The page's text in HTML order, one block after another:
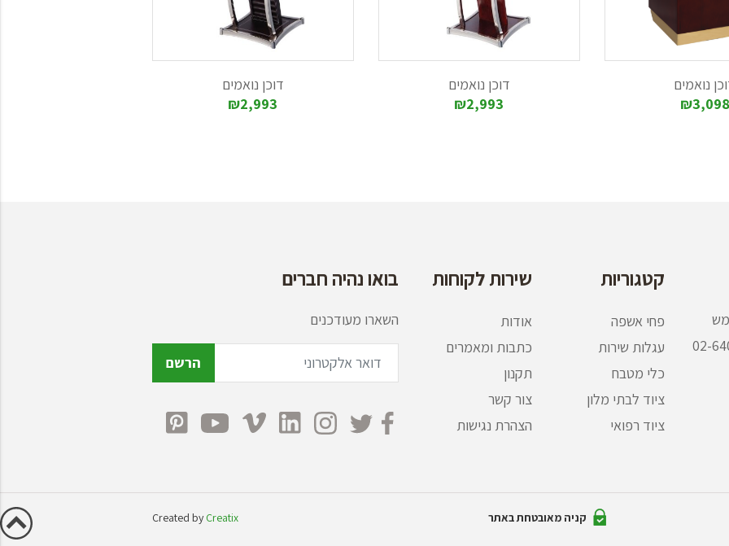
נואמים
₪3,098
דוכן נואמים
₪2,993
דוכן נואמים
₪2,993
קטגוריות
פחי אשפה
עגלות שירות
כלי מטבח
ציוד לבתי מלון
ציוד רפואי
שירות לקוחות
אודות
כתבות ומאמרים
תקנון
צור קשר
הצהרת נגישות
בואו נהיה חברים
השארו מעודכנים
הרשם
קניה מאובטחת באתר Created by Creatix